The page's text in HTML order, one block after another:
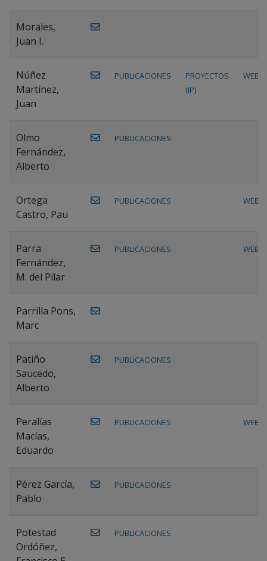
Morales,
Juan I.
Núñez
Martínez,
Juan
PUBLICACIONES
PROYECTOS
(IP)
WEB
Olmo
Fernández,
Alberto
PUBLICACIONES
Ortega
Castro, Pau
PUBLICACIONES WEB
Parra
Fernández,
M. del Pilar
PUBLICACIONES WEB
Parrilla Pons,
Marc
Patiño
Saucedo,
Alberto
PUBLICACIONES
Peralías
Macías,
Eduardo
PUBLICACIONES WEB
Pérez García,
Pablo
PUBLICACIONES
Potestad
Ordóñez,
PUBLICACIONES